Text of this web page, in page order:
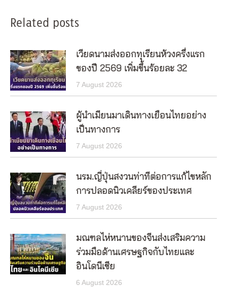
Related posts
เวียดนามส่งออกทุเรียนห้วงครึ่งแรก
ของปี 2569 เพิ่มขึ้นร้อยละ 32
7 August 2026
ผู้นำเมียนมาเดินทางเยือนไทยอย่าง
เป็นทางการ
7 August 2026
นรม.ญี่ปุ่นสงวนท่าทีต่อการแก้ไขหลัก
การปลอดนิวเคลียร์ของประเทศ
7 August 2026
มณฑลไห่หนานของจีนส่งเสริมความ
ร่วมมือด้านเศรษฐกิจกับไทยและ
อินโดนีเซีย
6 August 2026